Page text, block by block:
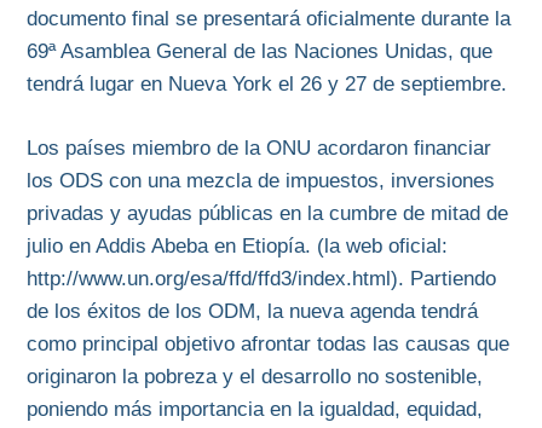
documento final se presentará oficialmente durante la
69ª Asamblea General de las Naciones Unidas, que
tendrá lugar en Nueva York el 26 y 27 de septiembre.
Los países miembro de la ONU acordaron financiar
los ODS con una mezcla de impuestos, inversiones
privadas y ayudas públicas en la cumbre de mitad de
julio en Addis Abeba en Etiopía. (la web oficial:
http://www.un.org/esa/ffd/ffd3/index.html). Partiendo
de los éxitos de los ODM, la nueva agenda tendrá
como principal objetivo afrontar todas las causas que
originaron la pobreza y el desarrollo no sostenible,
poniendo más importancia en la igualdad, equidad,